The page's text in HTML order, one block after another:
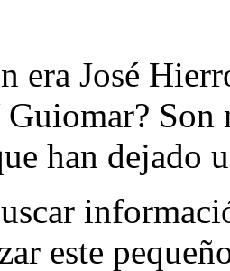
era José
Son
han dejado
este